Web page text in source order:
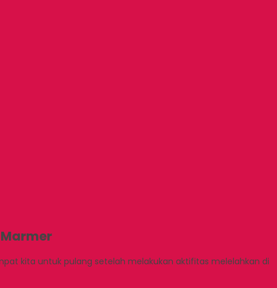
kita untuk pulang setelah melakukan aktifitas melelahkan di